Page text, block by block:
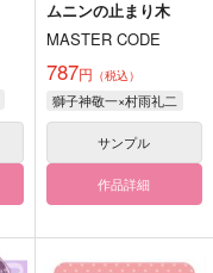
ムニンの止まり木
MASTER CODE
787円 （税込）
獅子神敬一×村雨礼二
サンプル
作品詳細